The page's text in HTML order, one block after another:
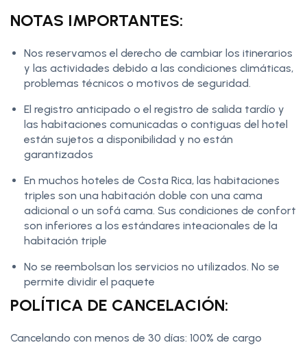
NOTAS IMPORTANTES:
Nos reservamos el derecho de cambiar los itinerarios
y las actividades debido a las condiciones climáticas,
problemas técnicos o motivos de seguridad.
El registro anticipado o el registro de salida tardío y
las habitaciones comunicadas o contiguas del hotel
están sujetos a disponibilidad y no están
garantizados
En muchos hoteles de Costa Rica, las habitaciones
triples son una habitación doble con una cama
adicional o un sofá cama. Sus condiciones de confort
son inferiores a los estándares inteacionales de la
habitación triple
No se reembolsan los servicios no utilizados. No se
permite dividir el paquete
POLÍTICA DE CANCELACIÓN:
Cancelando con menos de 30 días: 100% de cargo